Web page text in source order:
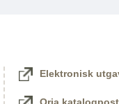
Elektronisk